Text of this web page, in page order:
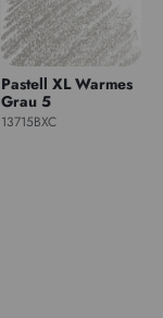
Pastell XL Warmes
Grau 5
13715BXC